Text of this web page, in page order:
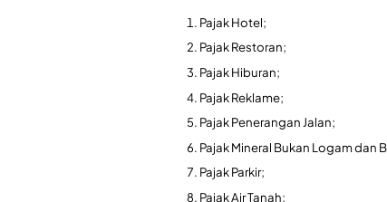
Pajak Hotel;
Pajak Restoran;
Pajak Hiburan;
Pajak Reklame;
Pajak Penerangan Jalan;
Pajak Mineral Bukan Logam dan
Pajak Parkir;
Pajak Air Tanah;